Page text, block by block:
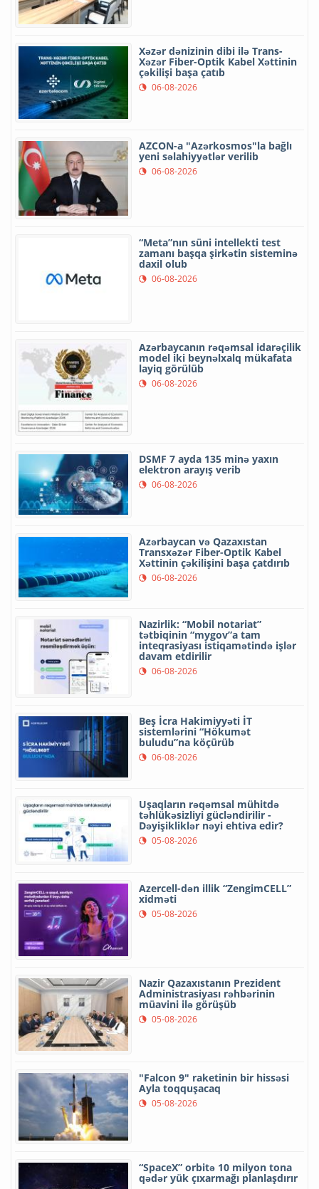
Xəzər dənizinin dibi ilə Trans-
Xəzər Fiber-Optik Kabel Xəttinin
çəkilişi başa çatıb
06-08-2026
AZCON-a "Azərkosmos"la bağlı
yeni səlahiyyətlər verilib
06-08-2026
“Meta”nın süni intellekti test
zamanı başqa şirkətin sisteminə
daxil olub
06-08-2026
Azərbaycanın rəqəmsal idarəçilik
model iki beynəlxalq mükafata
layiq görülüb
06-08-2026
DSMF 7 ayda 135 minə yaxın
elektron arayış verib
06-08-2026
Azərbaycan və Qazaxıstan
Transxəzər Fiber-Optik Kabel
Xəttinin çəkilişini başa çatdırıb
06-08-2026
Nazirlik: “Mobil notariat”
tətbiqinin “mygov”a tam
inteqrasiyası istiqamətində işlər
davam etdirilir
06-08-2026
Beş İcra Hakimiyyəti İT
sistemlərini “Hökumət
buludu”na köçürüb
06-08-2026
Uşaqların rəqəmsal mühitdə
təhlükəsizliyi gücləndirilir -
Dəyişikliklər nəyi ehtiva edir?
05-08-2026
Azercell-dən illik “ZengimCELL”
xidməti
05-08-2026
Nazir Qazaxıstanın Prezident
Administrasiyası rəhbərinin
müavini ilə görüşüb
05-08-2026
"Falcon 9" raketinin bir hissəsi
Ayla toqquşacaq
05-08-2026
“SpaceX” orbitə 10 milyon tona
qədər yük çıxarmağı planlaşdırır